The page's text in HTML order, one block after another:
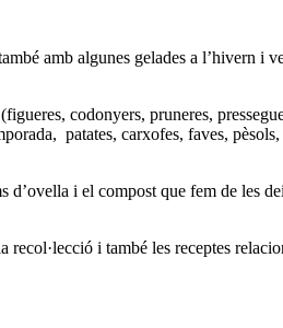
amb algunes gelades a l’hivern i
codonyers, pruneres,
patates, carxofes, faves,
i el compost que fem de les
i també les receptes